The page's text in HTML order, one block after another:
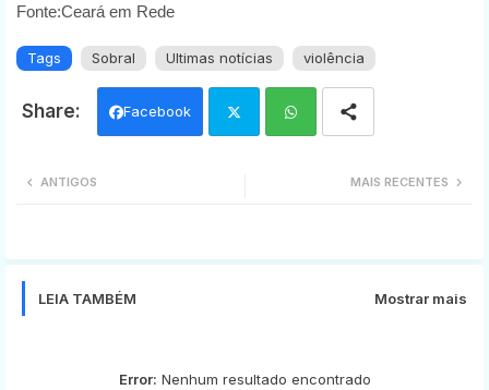
Fonte:Ceará em Rede
Tags Sobral Ultimas notícias violência
Facebook
MAIS RECENTES
ANTIGOS
LEIA TAMBÉM Mostrar mais
Error: Nenhum resultado encontrado